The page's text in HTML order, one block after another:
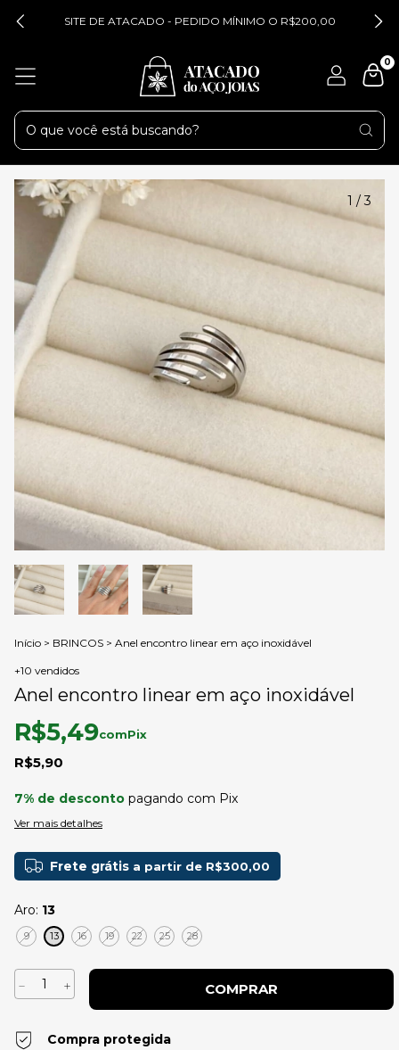
SITE DE ATACADO - PEDIDO MÍNIMO O R$200,00
0
1 /3
Início > BRINCOS > Anel encontro linear em aço inoxidável
+10 vendidos
Anel encontro linear em aço inoxidável
R$5,90
R$5,49comPix
7% de desconto pagando com Pix
Ver mais detalhes
Frete grátis a partir de R$300,00
Aro: 13
9 13 16 19 22 25 28
Compra protegida